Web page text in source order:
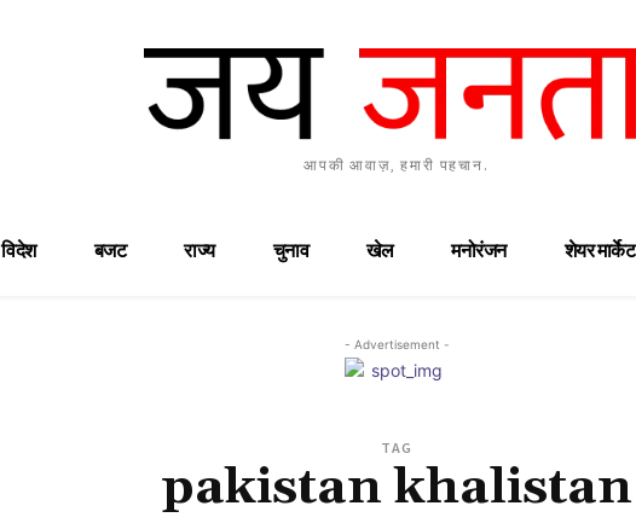
आपकी आवाज़, हमारी पहचान.
विदेश बजट राज्य चुनाव खेल मनोरंजन शेयर मार्केट
- Advertisement -
TAG
pakistan khalistan